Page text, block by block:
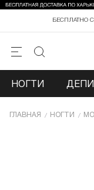
БЕСПЛАТНО
НОГТИ
ГЛАВНАЯ НОГТИ